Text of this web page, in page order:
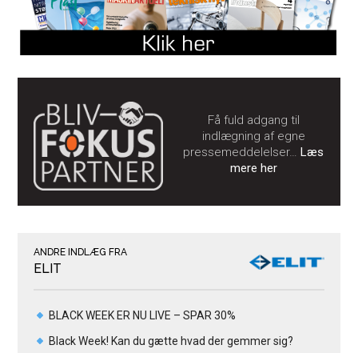
Få fuld adgang til
indlægning af egne
pressemeddelelser…Læs
mere her
ANDRE INDLÆG FRA
ELIT
BLACK WEEK ER NU LIVE – SPAR 30%
Black Week! Kan du gætte hvad der gemmer sig?